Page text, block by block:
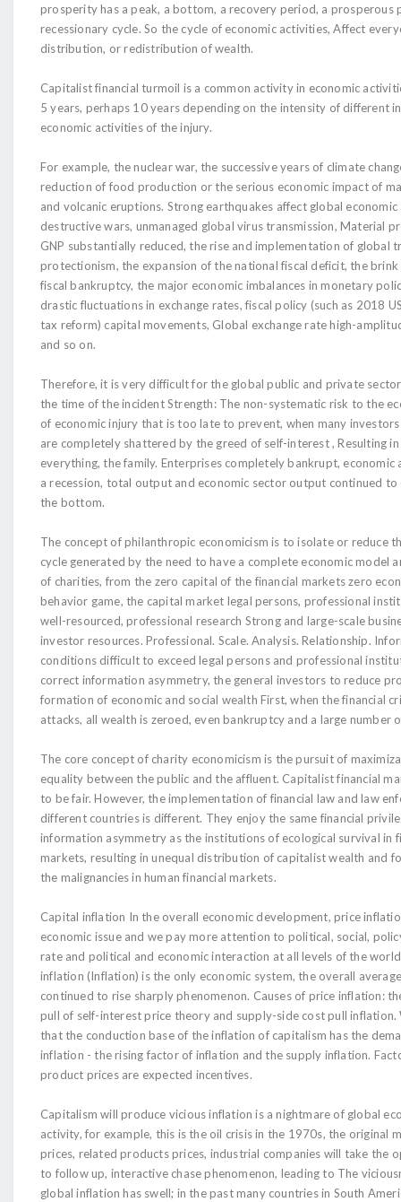
prosperity has a peak, a bottom, a recovery period, a prosperous
recessionary cycle. So the cycle of economic activities, Affect
distribution, or redistribution of wealth.
Capitalist financial turmoil is a common activity in economic
5 years, perhaps 10 years depending on the intensity of different
economic activities of the injury.
For example, the nuclear war, the successive years of climate
reduction of food production or the serious economic impact of
and volcanic eruptions. Strong earthquakes affect global
destructive wars, unmanaged global virus transmission, Material
GNP substantially reduced, the rise and implementation of global
protectionism, the expansion of the national fiscal deficit, the
fiscal bankruptcy, the major economic imbalances in monetary
drastic fluctuations in exchange rates, fiscal policy (such as 2018
tax reform) capital movements, Global exchange rate high-
and so on.
Therefore, it is very difficult for the global public and private
the time of the incident Strength: The non-systematic risk to the
of economic injury that is too late to prevent, when many
are completely shattered by the greed of self-interest , Resulting
everything, the family. Enterprises completely bankrupt,
a recession, total output and economic sector output continued to
the bottom.
The concept of philanthropic economicism is to isolate or reduce
cycle generated by the need to have a complete economic model
of charities, from the zero capital of the financial markets zero
behavior game, the capital market legal persons, professional
well-resourced, professional research Strong and large-scale
investor resources. Professional. Scale. Analysis. Relationship.
conditions difficult to exceed legal persons and professional
correct information asymmetry, the general investors to reduce
formation of economic and social wealth First, when the financial
attacks, all wealth is zeroed, even bankruptcy and a large number
The core concept of charity economicism is the pursuit of
equality between the public and the affluent. Capitalist financial
to be fair. However, the implementation of financial law and law
different countries is different. They enjoy the same financial
information asymmetry as the institutions of ecological survival in
markets, resulting in unequal distribution of capitalist wealth and
the malignancies in human financial markets.
Capital inflation In the overall economic development, price
economic issue and we pay more attention to political, social,
rate and political and economic interaction at all levels of the
inflation (Inflation) is the only economic system, the overall
continued to rise sharply phenomenon. Causes of price inflation:
pull of self-interest price theory and supply-side cost pull inflation.
that the conduction base of the inflation of capitalism has the
inflation - the rising factor of inflation and the supply inflation.
product prices are expected incentives.
Capitalism will produce vicious inflation is a nightmare of global
activity, for example, this is the oil crisis in the 1970s, the original
prices, related products prices, industrial companies will take the
to follow up, interactive chase phenomenon, leading to The
global inflation has swell; in the past many countries in South